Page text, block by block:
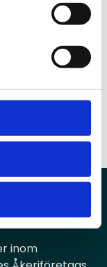
Fair Transport
trafiksäkerhet,
En
i
inom